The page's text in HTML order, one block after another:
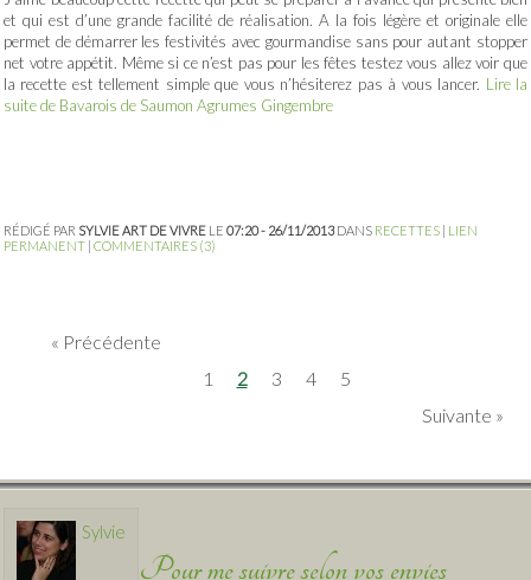
et qui est d’une grande facilité de réalisation. A la fois légère et originale elle
permet de démarrer les festivités avec gourmandise sans pour autant stopper
net votre appétit. Même si ce n’est pas pour les fêtes testez vous allez voir que
la recette est tellement simple que vous n’hésiterez pas à vous lancer. Lire la
suite de Bavarois de Saumon Agrumes Gingembre
RÉDIGÉ PAR SYLVIE ART DE VIVRE LE 07:20 - 26/11/2013DANS RECETTES | LIEN
PERMANENT | COMMENTAIRES (3)
Précédente
1
2 3 4
5
Suivante
Sylvie
Pour me suivre selon vos envies